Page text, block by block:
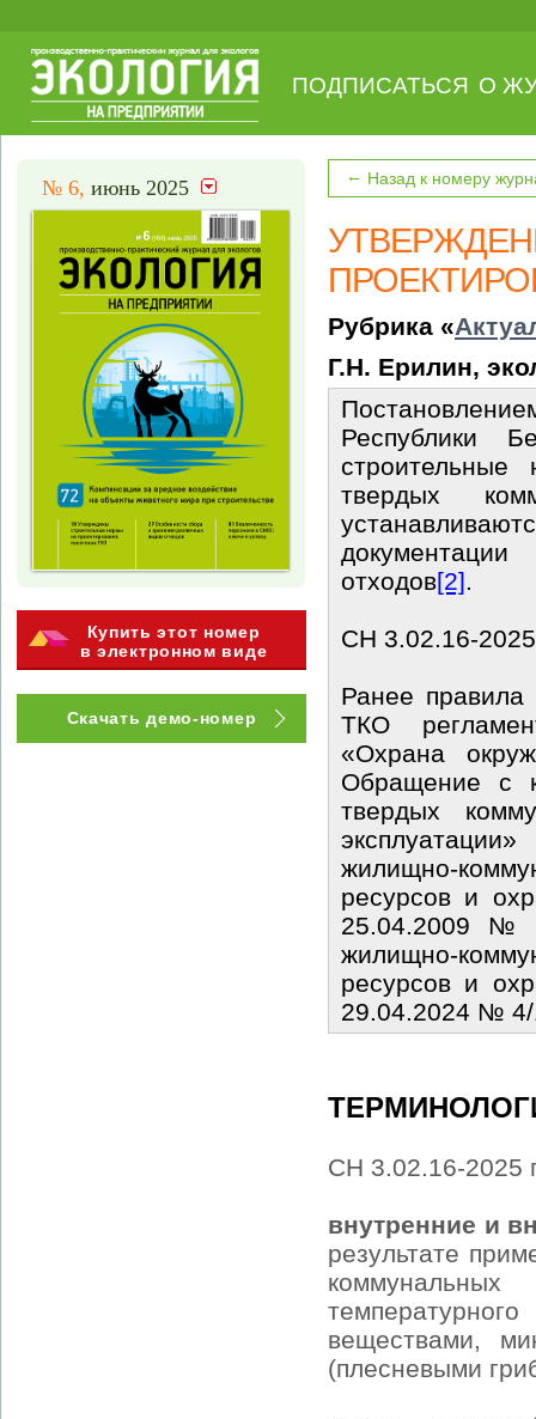
ПОДПИСАТЬСЯ О
№ 6, июнь 2025
Купить этот номер
в электронном виде
Скачать демо-номер
← Назад к номеру
Рубрика «
Г.Н. Ерилин,
Республики
твердых
отходов[2].
СН 3.02.16-
Ранее правила
ТКО
«Охрана
Обращение с
твердых
жилищно-
ресурсов и
25.04.2009 №
жилищно-
ресурсов и
29.04.2024 №
СН 3.02.16-2025
внутренние и
результате
веществами,
(плесневыми